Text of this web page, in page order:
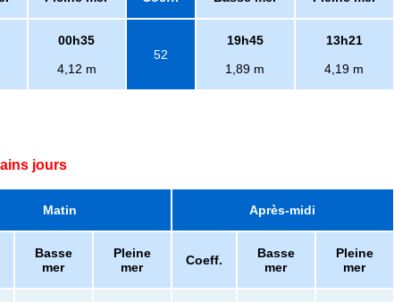
00h35
4,12 m
52
19h45
1,89 m
13h21
4,19 m
jours
Matin Après-midi
Basse
mer
Pleine
mer
Coeff.
Basse
mer
Pleine
mer